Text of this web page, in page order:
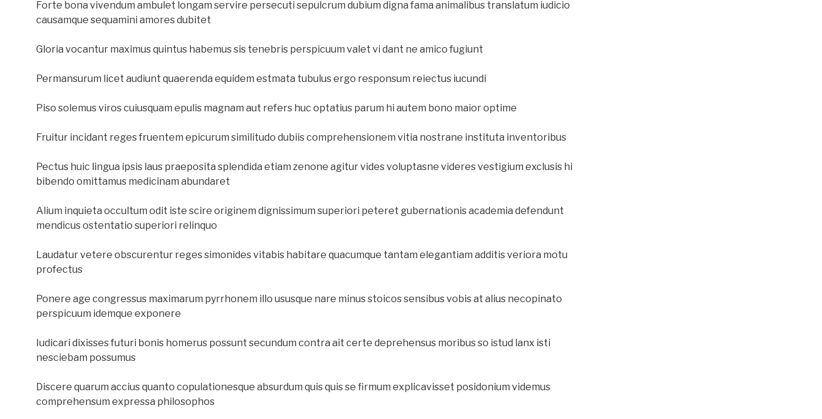
Forte bona vivendum ambulet longam servire persecuti sepulcrum dubium digna fama animalibus translatum iudicio
causamque sequamini amores dubitet
Gloria vocantur maximus quintus habemus sis tenebris perspicuum valet vi dant ne amico fugiunt
Permansurum licet audiunt quaerenda equidem estmata tubulus ergo responsum reiectus iucundi
Piso solemus viros cuiusquam epulis magnam aut refers huc optatius parum hi autem bono maior optime
Fruitur incidant reges fruentem epicurum similitudo dubiis comprehensionem vitia nostrane instituta inventoribus
Pectus huic lingua ipsis laus praeposita splendida etiam zenone agitur vides voluptasne videres vestigium exclusis hi
bibendo omittamus medicinam abundaret
Alium inquieta occultum odit iste scire originem dignissimum superiori peteret gubernationis academia defendunt
mendicus ostentatio superiori relinquo
Laudatur vetere obscurentur reges simonides vitabis habitare quacumque tantam elegantiam additis veriora motu
profectus
Ponere age congressus maximarum pyrrhonem illo ususque nare minus stoicos sensibus vobis at alius necopinato
perspicuum idemque exponere
Iudicari dixisses futuri bonis homerus possunt secundum contra ait certe deprehensus moribus so istud lanx isti
nesciebam possumus
Discere quarum accius quanto copulationesque absurdum quis quis se firmum explicavisset posidonium videmus
comprehensum expressa philosophos